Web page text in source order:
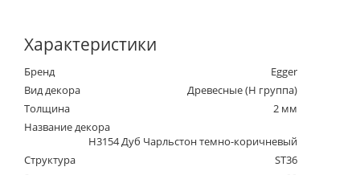
Характеристики
Бренд
Egger
Вид декора
Древесные (Н группа)
Толщина
2 мм
Название декора
H3154 Дуб Чарльстон темно-коричневый
Структура
ST36